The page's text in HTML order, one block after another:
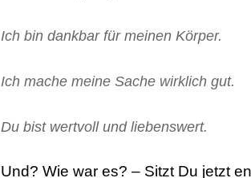
Ich bin dankbar für meinen Körper.
Ich mache meine Sache wirklich gut.
Du bist wertvoll und liebenswert.
Und? Wie war es? – Sitzt Du jetzt